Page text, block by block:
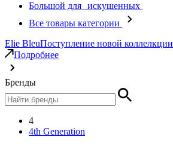
Большой для искушенных
Все товары категории
Elie BleuПоступление новой коллелкции
Подробнее
Бренды
4
4th Generation